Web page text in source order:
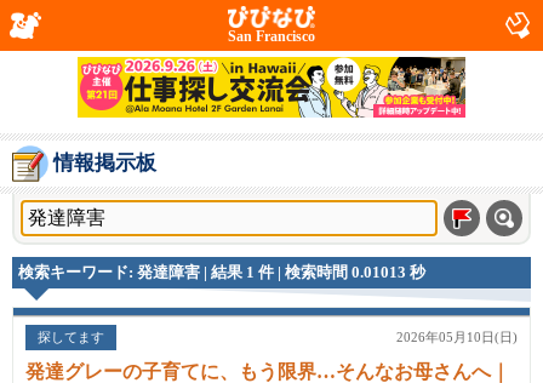
San Francisco
情報掲示板
検索キーワード: 発達障害 | 結果 1 件 | 検索時間 0.01013 秒
探してます 2026年05月10日(日)
発達グレーの子育てに、もう限界…そんなお母さんへ｜